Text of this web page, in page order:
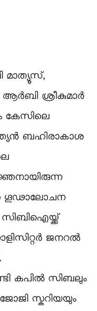
മാത്യൂസ്,
ശ്രീകുമാര്‍
കേസിലെ
ബഹിരാകാശ
ഗൂഢാലോചന
ജനറൽ
കപിൽ സിബലും
സ്കറിയയും